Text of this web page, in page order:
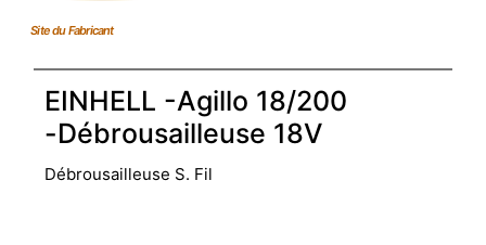
Site du Fabricant
EINHELL -Agillo 18/200
-Débrousailleuse 18V
Débrousailleuse S. Fil